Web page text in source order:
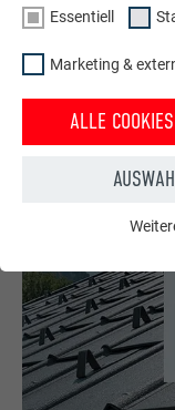
entdecken Sie das
Fassade. Ideal für
Essentiell
Marketing &
ALLE
Funktionen der
dass die Website
Name
Anbieter